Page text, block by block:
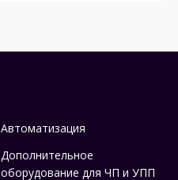
Автоматизация
Дополнительное
оборудование для ЧП и УПП